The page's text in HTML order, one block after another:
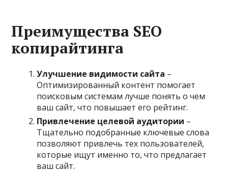
Преимущества SEO
копирайтинга
Улучшение видимости сайта –
Оптимизированный контент помогает
поисковым системам лучше понять о чем
ваш сайт, что повышает его рейтинг.
Привлечение целевой аудитории –
Тщательно подобранные ключевые слова
позволяют привлечь тех пользователей,
которые ищут именно то, что предлагает
ваш сайт.